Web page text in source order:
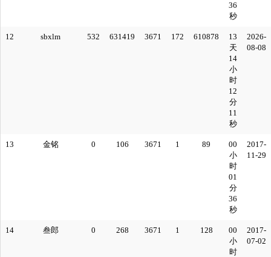
36
秒
12 sbxlm 532 631419 3671 172 610878
13
天
14
小
时
12
分
11
秒
2026-
08-08
13 金铭 0 106 3671 1 89
00
小
时
01
分
36
秒
2017-
11-29
14 叁郎 0 268 3671 1 128
00
小
时
2017-
07-02